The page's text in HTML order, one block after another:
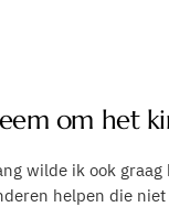
om het
wilde ik ook graag
helpen die niet